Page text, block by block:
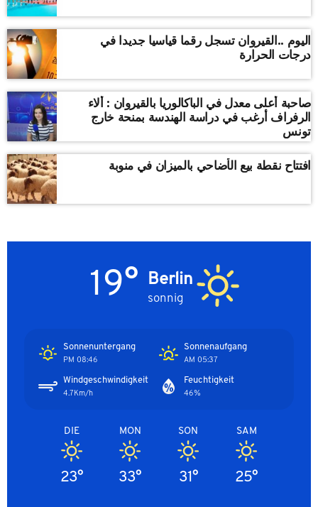
اليوم ..القيروان تسجل رقما قياسيا جديدا في
درجات الحرارة
صاحبة أعلى معدل في الباكالوريا بالقيروان : ألاء
الرفراف أرغب في دراسة الهندسة بمنحة خارج
تونس
افتتاح نقطة بيع الأضاحي بالميزان في منوبة
Berlin
sonnig
19°
Sonnenaufgang
05:37 AM
Sonnenuntergang
08:46 PM
Feuchtigkeit
46%
Windgeschwindigkeit
4.7Km/h
SAM
25°
SON
31°
MON
33°
DIE
23°